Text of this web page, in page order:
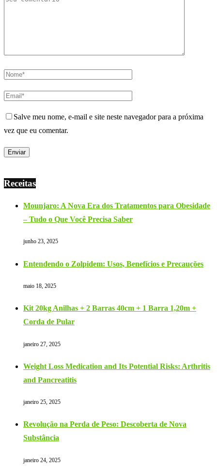
Salve meu nome, e-mail e site neste navegador para a próxima
vez que eu comentar.
Receitas
Mounjaro: A Nova Era dos Tratamentos para Obesidade
– Tudo o Que Você Precisa Saber
junho 23, 2025
Entendendo o Zolpidem: Usos, Benefícios e Precauções
maio 18, 2025
Kit 20kg Anilhas + 2 Barras 40cm + 1 Barra 1,20m +
Corda de Pular
janeiro 27, 2025
Weight Loss Medication and Its Potential Risks: Arthritis
and Pancreatitis
janeiro 25, 2025
Revolução na Perda de Peso: Descoberta de Nova
Substância
janeiro 24, 2025